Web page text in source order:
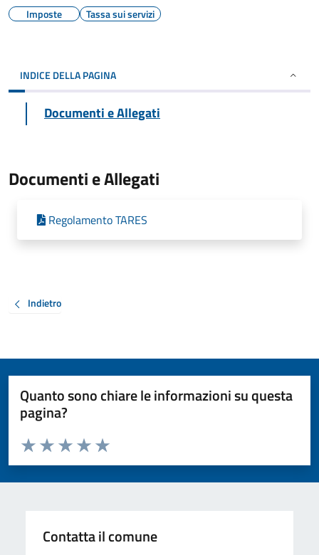
Imposte Tassa sui servizi
INDICE DELLA PAGINA
Documenti e Allegati
Documenti e Allegati
Regolamento TARES
Indietro
Quanto sono chiare le informazioni su questa
pagina?
Valuta da 1 a 5 stelle la pagina
Valuta 5 stelle su 5
Valuta 4 stelle su 5
Valuta 3 stelle su 5
Valuta 2 stelle su 5
Valuta 1 stelle su 5
Contatta il comune